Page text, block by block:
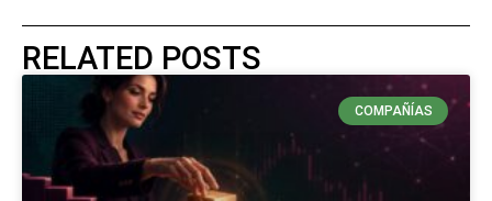
RELATED POSTS
COMPAÑÍAS